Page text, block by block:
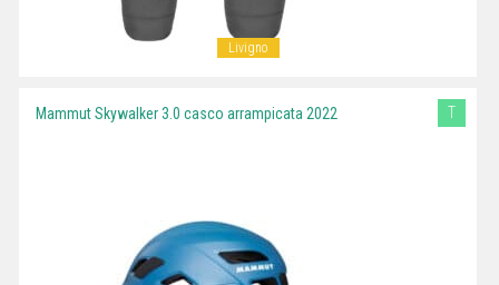
Livigno
Mammut Skywalker 3.0 casco arrampicata 2022 T